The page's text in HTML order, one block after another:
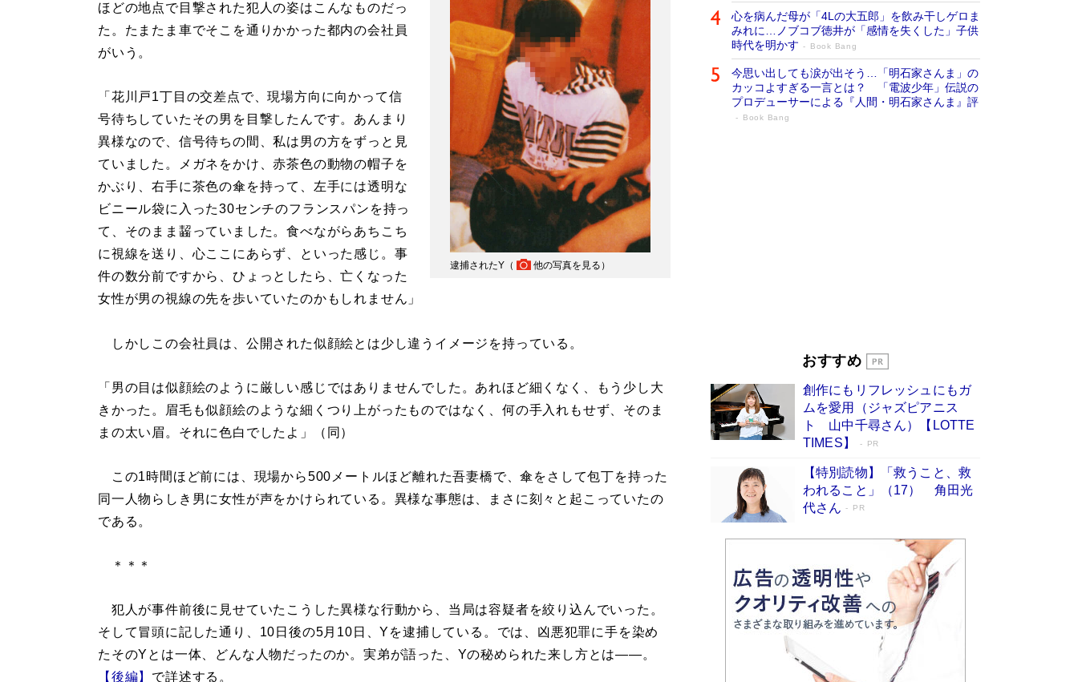
逮捕されたY（ 他の写真を見る ）
ほどの地点で目撃された犯人の姿はこんなものだっ
た。たまたま車でそこを通りかかった都内の会社員
がいう。
「花川戸1丁目の交差点で、現場方向に向かって信
号待ちしていたその男を目撃したんです。あんまり
異様なので、信号待ちの間、私は男の方をずっと見
ていました。メガネをかけ、赤茶色の動物の帽子を
かぶり、右手に茶色の傘を持って、左手には透明な
ビニール袋に入った30センチのフランスパンを持っ
て、そのまま齧っていました。食べながらあちこち
に視線を送り、心ここにあらず、といった感じ。事
件の数分前ですから、ひょっとしたら、亡くなった
女性が男の視線の先を歩いていたのかもしれません」
しかしこの会社員は、公開された似顔絵とは少し違うイメージを持っている。
「男の目は似顔絵のように厳しい感じではありませんでした。あれほど細くなく、もう少し大
きかった。眉毛も似顔絵のような細くつり上がったものではなく、何の手入れもせず、そのま
まの太い眉。それに色白でしたよ」（同）
この1時間ほど前には、現場から500メートルほど離れた吾妻橋で、傘をさして包丁を持った
同一人物らしき男に女性が声をかけられている。異様な事態は、まさに刻々と起こっていたの
である。
＊＊＊
犯人が事件前後に見せていたこうした異様な行動から、当局は容疑者を絞り込んでいった。
そして冒頭に記した通り、10日後の5月10日、Yを逮捕している。では、凶悪犯罪に手を染め
たそのYとは一体、どんな人物だったのか。実弟が語った、Yの秘められた来し方とは――。
【後編】 で詳述する。
心を病んだ母が「4Lの大五郎」を飲み干しゲロま
みれに…ノブコブ徳井が「感情を失くした」子供
時代を明かす
Book Bang
今思い出しても涙が出そう…「明石家さんま」の
カッコよすぎる一言とは？ 「電波少年」伝説の
プロデューサーによる『人間・明石家さんま』評
Book Bang
皇陛下はお元気でおられるか」がサウジ国王の第
東野圭吾、伊坂幸太郎の人気シリーズ最新作どち
らも文庫化 映画化された直木賞受賞作もランク
イン［文庫ベストセラー］
Book Bang
おすすめ
創作にもリフレッシュにもガ
ムを愛用（ジャズピアニス
ト 山中千尋さん）【LOTTE
TIMES】
PR
【特別読物】「救うこと、救
われること」（17） 角田光
代さん
PR